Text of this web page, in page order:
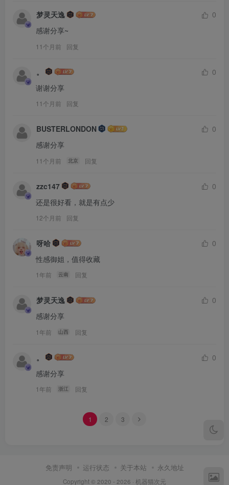
梦灵天逸
0
感谢分享~
11个月前 回复
。
0
谢谢分享
11个月前 回复
BUSTERLONDON
0
感谢分享
11个月前 北京 回复
zzc147
0
还是很好看，就是有点少
12个月前 回复
呀哈
0
性感御姐，值得收藏
1年前 云南 回复
梦灵天逸
0
感谢分享
1年前 山西 回复
。
0
感谢分享
1年前 浙江 回复
1 2 3
免责声明 运行状态 关于本站 永久地址
Copyright © 2020 - 2026 · 机器猫次元